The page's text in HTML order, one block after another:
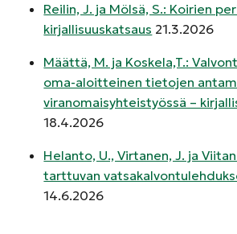
Reilin, J. ja Mölsä, S.: Koirien
kirjallisuuskatsaus 21.3.2026
Määttä, M. ja Koskela,T.:
oma-aloitteinen tietojen
viranomaisyhteistyössä –
18.4.2026
Helanto, U., Virtanen, J. ja
tarttuvan
14.6.2026